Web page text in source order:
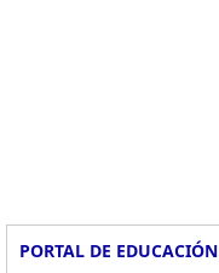
PORTAL DE EDUCACIÓN